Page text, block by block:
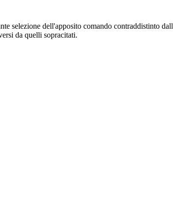
selezione dell'apposito comando contraddistinto
da quelli sopracitati.